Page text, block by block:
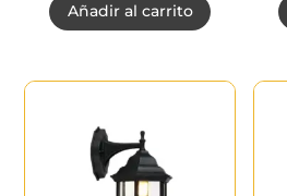
Añadir al carrito